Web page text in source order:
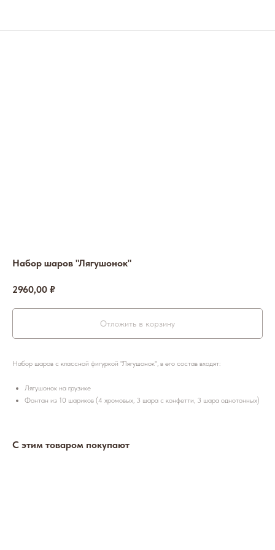
Набор шаров "Лягушонок"
2960,00 ₽
Отложить в корзину
Набор шаров с классной фигуркой "Лягушонок", в его состав входят:
Лягушонок на грузике
Фонтан из 10 шариков (4 хромовых, 3 шара с конфетти, 3 шара однотонных)
С этим товаром покупают